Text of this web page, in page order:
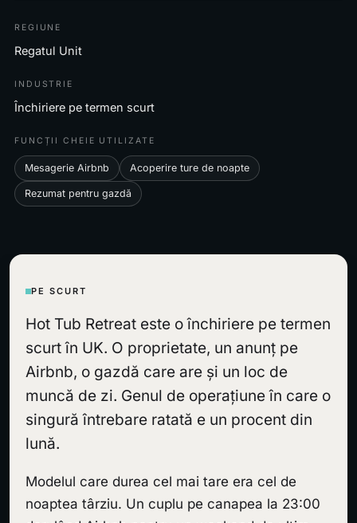
REGIUNE
Regatul Unit
INDUSTRIE
Închiriere pe termen scurt
FUNCȚII CHEIE UTILIZATE
Mesagerie Airbnb Acoperire ture de noapte
Rezumat pentru gazdă
PE SCURT
Hot Tub Retreat este o închiriere pe termen
scurt în UK. O proprietate, un anunț pe
Airbnb, o gazdă care are și un loc de
muncă de zi. Genul de operațiune în care o
singură întrebare ratată e un procent din
lună.
Modelul care durea cel mai tare era cel de
noaptea târziu. Un cuplu pe canapea la 23:00